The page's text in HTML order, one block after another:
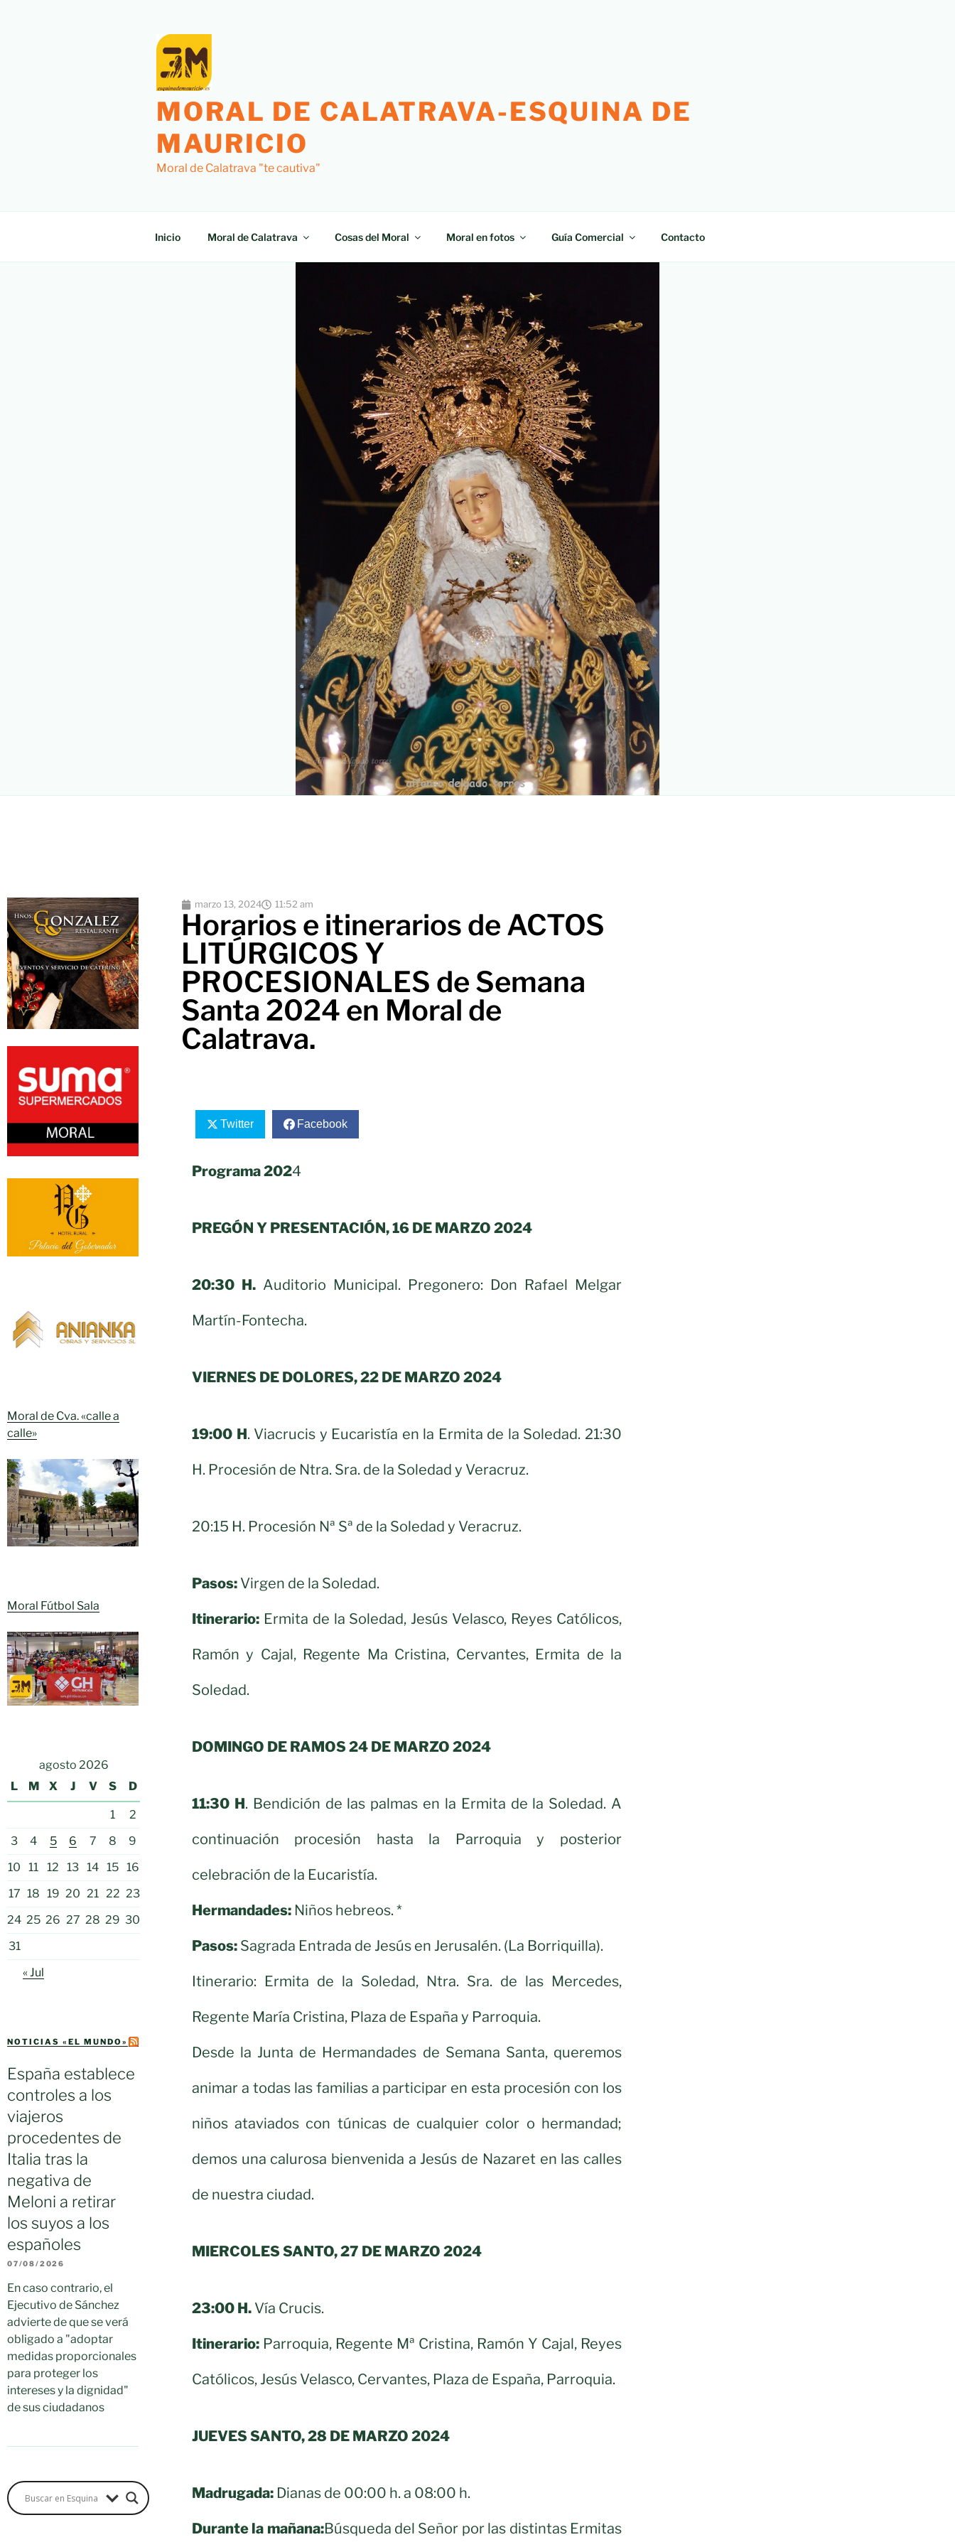
MORAL DE CALATRAVA-ESQUINA DE
MAURICIO
Moral de Calatrava "te cautiva"
Inicio Moral de Calatrava Cosas del Moral Moral en fotos Guía Comercial Contacto
Moral de Cva. «calle a
calle»
Moral Fútbol Sala
agosto 2026
L
M X J V S D
1
2
3
4 5 6 7 8
9
10
11 12 13 14 15 16
17 18 19 20 21 22 23
24 25 26 27 28 29 30
31
« Jul
NOTICIAS «EL MUNDO»
España establece
controles a los
viajeros
procedentes de
Italia tras la
negativa de
Meloni a retirar
los suyos a los
españoles
07/08/2026
En caso contrario, el
Ejecutivo de Sánchez
advierte de que se verá
obligado a "adoptar
medidas proporcionales
para proteger los
intereses y la dignidad"
de sus ciudadanos
marzo 13, 2024 11:52 am
Horarios e itinerarios de ACTOS
LITÚRGICOS Y
PROCESIONALES de Semana
Santa 2024 en Moral de
Calatrava.
Twitter Facebook
Programa 2024
PREGÓN Y PRESENTACIÓN, 16 DE MARZO 2024
20:30 H. Auditorio Municipal. Pregonero: Don Rafael Melgar
Martín-Fontecha.
VIERNES DE DOLORES, 22 DE MARZO 2024
19:00 H. Viacrucis y Eucaristía en la Ermita de la Soledad. 21:30
H. Procesión de Ntra. Sra. de la Soledad y Veracruz.
20:15 H. Procesión Nª Sª de la Soledad y Veracruz.
Pasos: Virgen de la Soledad.
Itinerario: Ermita de la Soledad, Jesús Velasco, Reyes Católicos,
Ramón y Cajal, Regente Ma Cristina, Cervantes, Ermita de la
Soledad.
DOMINGO DE RAMOS 24 DE MARZO 2024
11:30 H. Bendición de las palmas en la Ermita de la Soledad. A
continuación procesión hasta la Parroquia y posterior
celebración de la Eucaristía.
Hermandades: Niños hebreos. *
Pasos: Sagrada Entrada de Jesús en Jerusalén. (La Borriquilla).
Itinerario: Ermita de la Soledad, Ntra. Sra. de las Mercedes,
Regente María Cristina, Plaza de España y Parroquia.
Desde la Junta de Hermandades de Semana Santa, queremos
animar a todas las familias a participar en esta procesión con los
niños ataviados con túnicas de cualquier color o hermandad;
demos una calurosa bienvenida a Jesús de Nazaret en las calles
de nuestra ciudad.
MIERCOLES SANTO, 27 DE MARZO 2024
23:00 H. Vía Crucis.
Itinerario: Parroquia, Regente Mª Cristina, Ramón Y Cajal, Reyes
Católicos, Jesús Velasco, Cervantes, Plaza de España, Parroquia.
JUEVES SANTO, 28 DE MARZO 2024
Madrugada: Dianas de 00:00 h. a 08:00 h.
Durante la mañana:Búsqueda del Señor por las distintas Ermitas